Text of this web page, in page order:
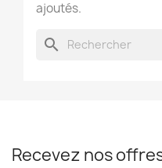
ajoutés.
search
Recevez nos